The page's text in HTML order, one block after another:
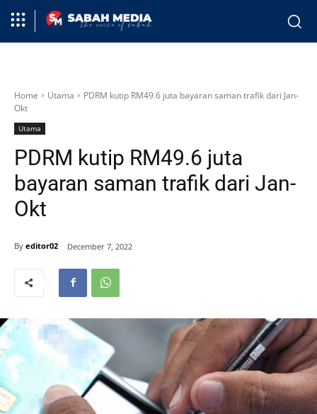
Home Utama
PDRM kutip RM49.6 juta bayaran saman trafik dari Jan-
Okt
Utama
PDRM kutip RM49.6 juta
bayaran saman trafik dari Jan-
Okt
By editor02 December 7, 2022